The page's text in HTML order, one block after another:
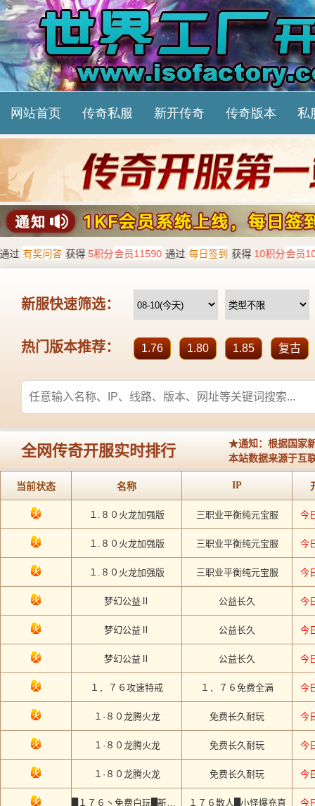
网站首页 传奇私服 新开传奇 传奇版本 私